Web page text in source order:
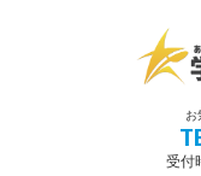
お
受付